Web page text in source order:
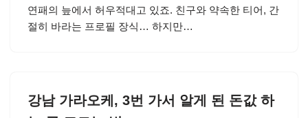
연패의 늪에서 허우적대고 있죠. 친구와 약속한 티어, 간
절히 바라는 프로필 장식… 하지만…
강남 가라오케, 3번 가서 알게 된 돈값 하